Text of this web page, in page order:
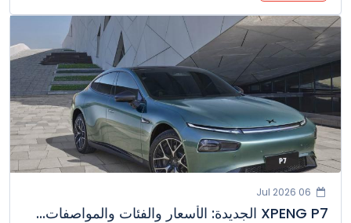
06 Jul 2026
XPENG P7 الجديدة: الأسعار والفئات والمواصفات...